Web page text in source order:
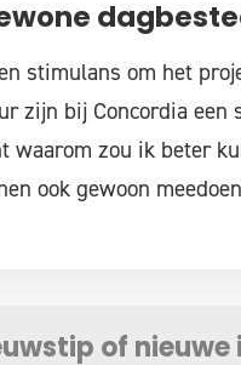
stimulans om het
zijn bij Concordia
waarom zou ik beter
ook gewoon
of